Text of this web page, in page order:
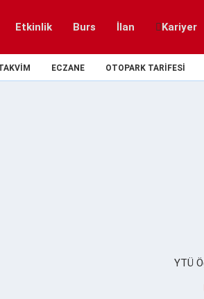
Etkinlik Burs İlan Kariyer
ECZANE OTOPARK TARIFESI
YTÜ